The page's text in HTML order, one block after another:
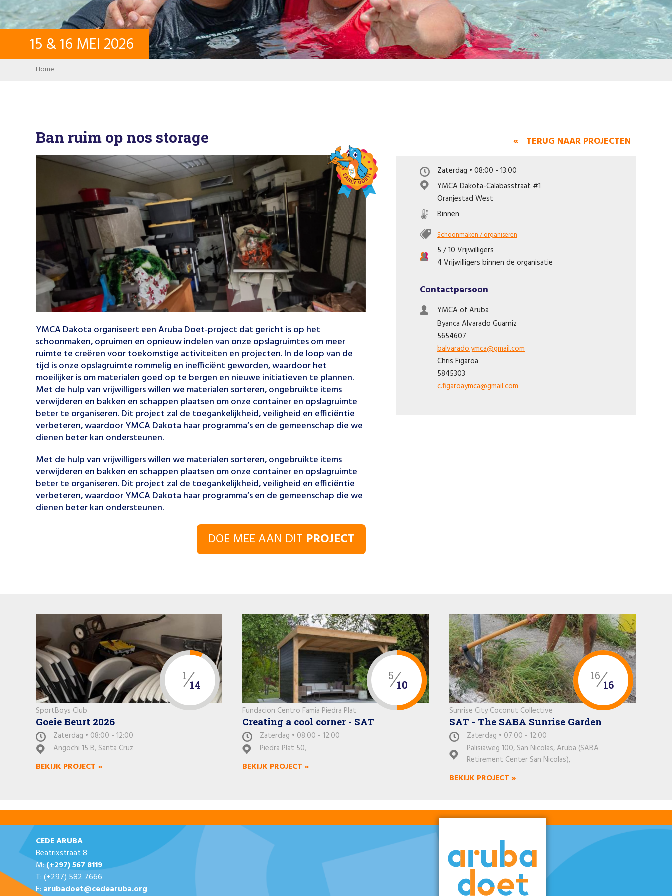
15 &16 MEI 2026
Breadcrumb
Home
Ban ruim op nos storage
YMCA Dakota organiseert een Aruba Doet‑project dat gericht is op het
schoonmaken, opruimen en opnieuw indelen van onze opslagruimtes om meer
ruimte te creëren voor toekomstige activiteiten en projecten. In de loop van de
tijd is onze opslagruimte rommelig en inefficiënt geworden, waardoor het
moeilijker is om materialen goed op te bergen en nieuwe initiatieven te plannen.
Met de hulp van vrijwilligers willen we materialen sorteren, ongebruikte items
verwijderen en bakken en schappen plaatsen om onze container en opslagruimte
beter te organiseren. Dit project zal de toegankelijkheid, veiligheid en efficiëntie
verbeteren, waardoor YMCA Dakota haar programma’s en de gemeenschap die we
dienen beter kan ondersteunen.
Met de hulp van vrijwilligers willen we materialen sorteren, ongebruikte items
verwijderen en bakken en schappen plaatsen om onze container en opslagruimte
beter te organiseren. Dit project zal de toegankelijkheid, veiligheid en efficiëntie
verbeteren, waardoor YMCA Dakota haar programma’s en de gemeenschap die we
dienen beter kan ondersteunen.
DOE MEE AAN DIT PROJECT
« TERUG NAAR PROJECTEN
Zaterdag • 08:00 - 13:00
YMCA Dakota-Calabasstraat #1
Oranjestad West
Binnen
Schoonmaken / organiseren
5 / 10 Vrijwilligers
4 Vrijwilligers binnen de organisatie
Contactpersoon
YMCA of Aruba
Byanca Alvarado Guarniz
5654607
balvarado.ymca@gmail.com
Chris Figaroa
5845303
c.figaroaymca@gmail.com
1
14
SportBoys Club
Goeie Beurt 2026
Zaterdag • 08:00 - 12:00
Angochi 15 B, Santa Cruz
BEKIJK PROJECT »
5
10
Fundacion Centro Famia Piedra Plat
Creating a cool corner - SAT
Zaterdag • 08:00 - 12:00
Piedra Plat 50,
BEKIJK PROJECT »
16
16
Sunrise City Coconut Collective
SAT - The SABA Sunrise Garden
Zaterdag • 07:00 - 12:00
Palisiaweg 100, San Nicolas, Aruba (SABA
Retirement Center San Nicolas),
BEKIJK PROJECT »
CEDE ARUBA
Beatrixstraat 8
M:(+297) 567 8119
T: (+297) 582 7666
E: arubadoet@cedearuba.org